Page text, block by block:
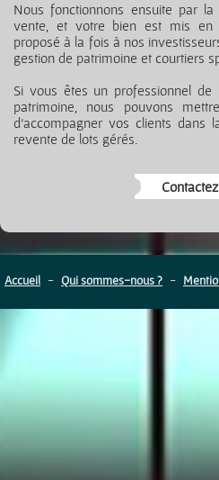
Nous fonctionnons ensuite par
vente, et votre bien est mis en
proposé à la fois à nos
gestion de patrimoine et courtiers
Si vous êtes un professionnel
patrimoine, nous pouvons
d’accompagner vos clients dans
revente de lots gérés.
Accueil - Qui sommes-nous ? -